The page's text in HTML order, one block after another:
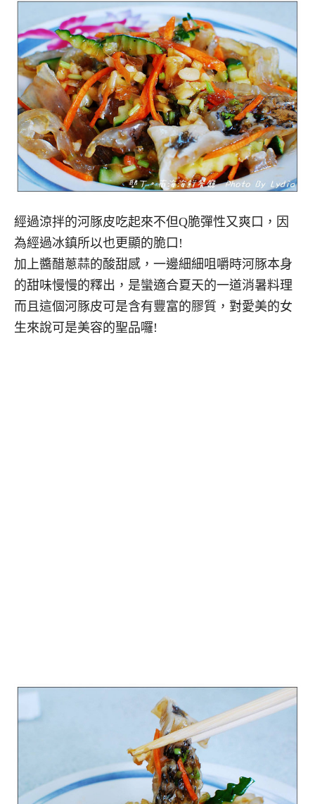
經過涼拌的河豚皮吃起來不但Q脆彈性又爽口，因
為經過冰鎮所以也更顯的脆口!
加上醬醋蔥蒜的酸甜感，一邊細細咀嚼時河豚本身
的甜味慢慢的釋出，是蠻適合夏天的一道消暑料理
而且這個河豚皮可是含有豐富的膠質，對愛美的女
生來說可是美容的聖品囉!